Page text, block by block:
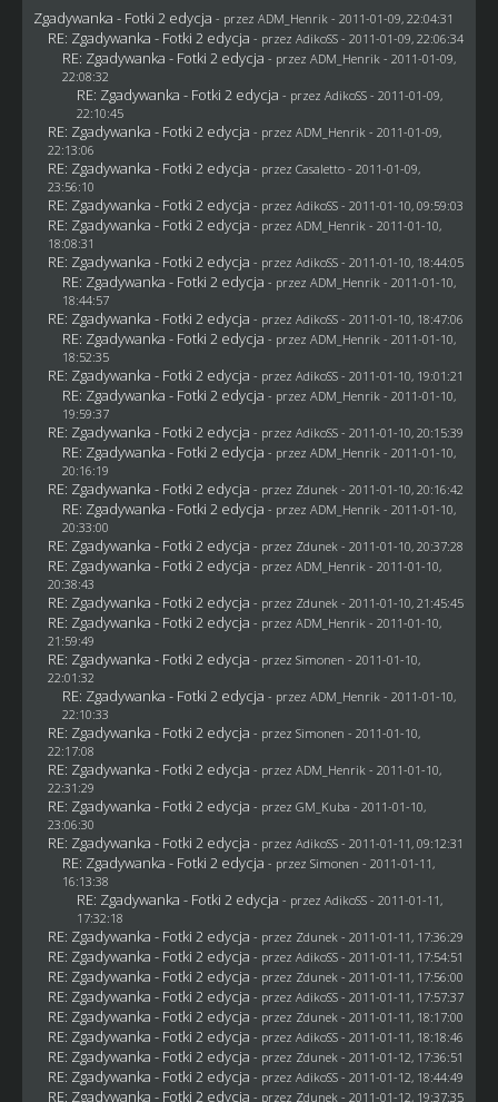
Zgadywanka - Fotki 2 edycja - przez ADM_Henrik - 2011-01-09, 22:04:31
RE: Zgadywanka - Fotki 2 edycja - przez AdikoSS - 2011-01-09, 22:06:34
RE: Zgadywanka - Fotki 2 edycja - przez ADM_Henrik - 2011-01-09,
22:08:32
RE: Zgadywanka - Fotki 2 edycja - przez AdikoSS - 2011-01-09,
22:10:45
RE: Zgadywanka - Fotki 2 edycja - przez ADM_Henrik - 2011-01-09,
22:13:06
RE: Zgadywanka - Fotki 2 edycja - przez Casaletto- 2011-01-09,
23:56:10
RE: Zgadywanka - Fotki 2 edycja - przez AdikoSS - 2011-01-10, 09:59:03
RE: Zgadywanka - Fotki 2 edycja - przez ADM_Henrik - 2011-01-10,
18:08:31
RE: Zgadywanka - Fotki 2 edycja - przez AdikoSS - 2011-01-10, 18:44:05
RE: Zgadywanka - Fotki 2 edycja - przez ADM_Henrik - 2011-01-10,
18:44:57
RE: Zgadywanka - Fotki 2 edycja - przez AdikoSS - 2011-01-10, 18:47:06
RE: Zgadywanka - Fotki 2 edycja - przez ADM_Henrik - 2011-01-10,
18:52:35
RE: Zgadywanka - Fotki 2 edycja - przez AdikoSS - 2011-01-10, 19:01:21
RE: Zgadywanka - Fotki 2 edycja - przez ADM_Henrik - 2011-01-10,
19:59:37
RE: Zgadywanka - Fotki 2 edycja - przez AdikoSS - 2011-01-10, 20:15:39
RE: Zgadywanka - Fotki 2 edycja - przez ADM_Henrik - 2011-01-10,
20:16:19
RE: Zgadywanka - Fotki 2 edycja - przez Zdunek - 2011-01-10, 20:16:42
RE: Zgadywanka - Fotki 2 edycja - przez ADM_Henrik - 2011-01-10,
20:33:00
RE: Zgadywanka - Fotki 2 edycja - przez Zdunek - 2011-01-10, 20:37:28
RE: Zgadywanka - Fotki 2 edycja - przez ADM_Henrik - 2011-01-10,
20:38:43
RE: Zgadywanka - Fotki 2 edycja - przez Zdunek - 2011-01-10, 21:45:45
RE: Zgadywanka - Fotki 2 edycja - przez ADM_Henrik - 2011-01-10,
21:59:49
RE: Zgadywanka - Fotki 2 edycja - przez Simonen - 2011-01-10,
22:01:32
RE: Zgadywanka - Fotki 2 edycja - przez ADM_Henrik - 2011-01-10,
22:10:33
RE: Zgadywanka - Fotki 2 edycja - przez Simonen - 2011-01-10,
22:17:08
RE: Zgadywanka - Fotki 2 edycja - przez ADM_Henrik - 2011-01-10,
22:31:29
RE: Zgadywanka - Fotki 2 edycja - przez GM_Kuba - 2011-01-10,
23:06:30
RE: Zgadywanka - Fotki 2 edycja - przez AdikoSS - 2011-01-11, 09:12:31
RE: Zgadywanka - Fotki 2 edycja - przez Simonen - 2011-01-11,
16:13:38
RE: Zgadywanka - Fotki 2 edycja - przez AdikoSS - 2011-01-11,
17:32:18
RE: Zgadywanka - Fotki 2 edycja - przez Zdunek - 2011-01-11, 17:36:29
RE: Zgadywanka - Fotki 2 edycja - przez AdikoSS - 2011-01-11, 17:54:51
RE: Zgadywanka - Fotki 2 edycja - przez Zdunek - 2011-01-11, 17:56:00
RE: Zgadywanka - Fotki 2 edycja - przez AdikoSS - 2011-01-11, 17:57:37
RE: Zgadywanka - Fotki 2 edycja - przez Zdunek - 2011-01-11, 18:17:00
RE: Zgadywanka - Fotki 2 edycja - przez AdikoSS - 2011-01-11, 18:18:46
RE: Zgadywanka - Fotki 2 edycja - przez Zdunek - 2011-01-12, 17:36:51
RE: Zgadywanka - Fotki 2 edycja - przez AdikoSS - 2011-01-12, 18:44:49
RE: Zgadywanka - Fotki 2 edycja - przez Zdunek - 2011-01-12, 19:37:35